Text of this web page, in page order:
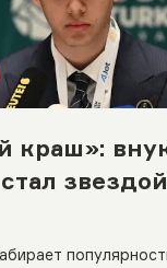
краш»:
звездой